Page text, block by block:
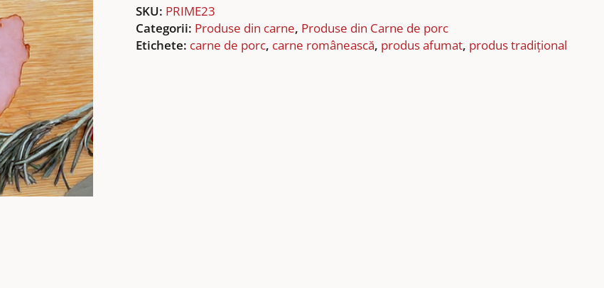
SKU: PRIME23
Categorii: Produse din carne, Produse din Carne de porc
Etichete: carne de porc, carne românească, produs afumat, produs tradițional